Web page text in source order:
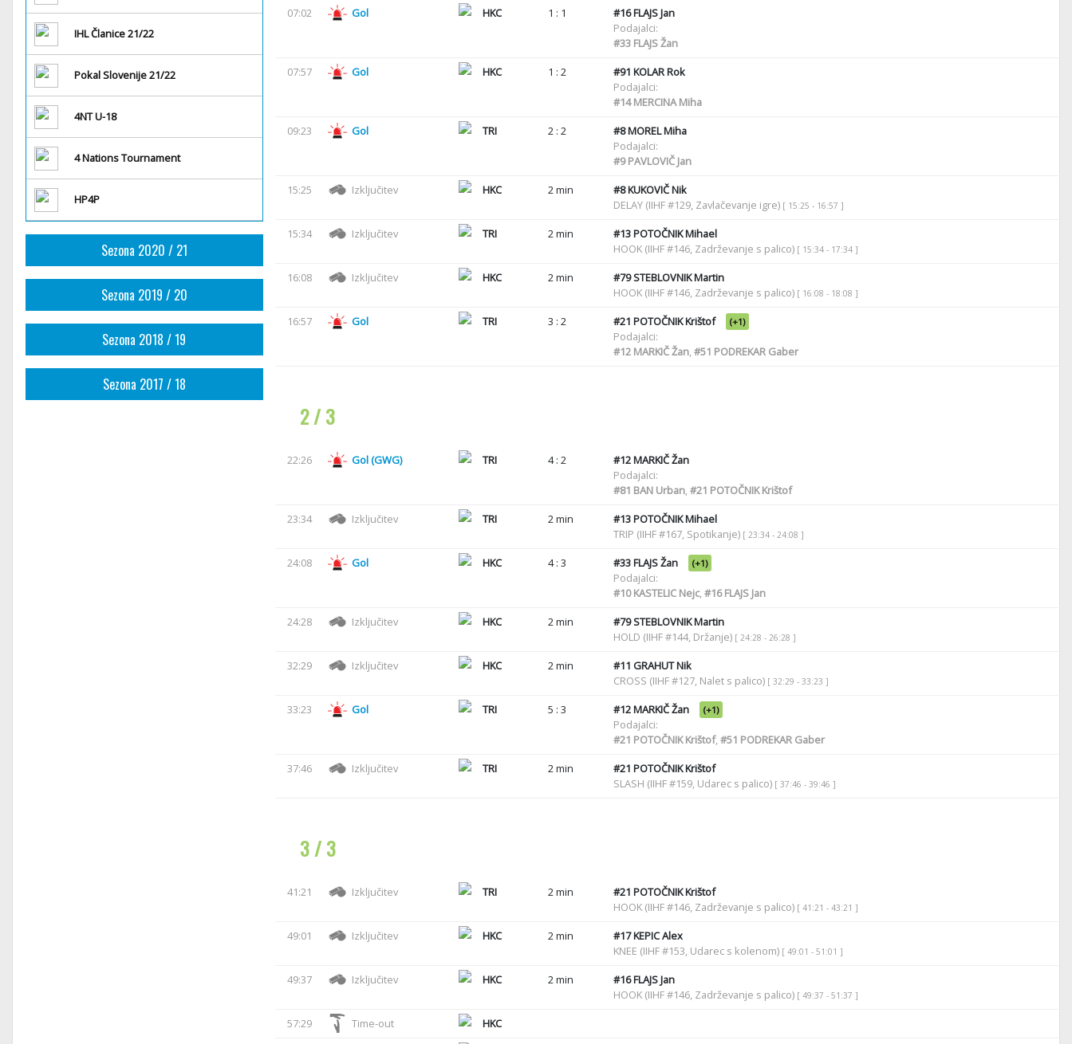
IHL Članice 21/22
Pokal Slovenije 21/22
4NT U-18
4 Nations Tournament
HP4P
Sezona 2020 / 21
Sezona 2019 / 20
Sezona 2018 / 19
Sezona 2017 / 18
07:02
Gol HKC 1 : 1 #16FLAJS Jan
Podajalci:
#33FLAJS Žan
07:57
Gol HKC 1 : 2 #91 KOLAR Rok
Podajalci:
#14MERCINA Miha
09:23
Gol TRI 2 : 2 #8MOREL Miha
Podajalci:
#9PAVLOVIČ Jan
15:25
Izključitev HKC 2 min #8KUKOVIČ Nik
DELAY (IIHF #129, Zavlačevanje igre) [ 15:25 - 16:57 ]
15:34 Izključitev TRI 2 min #13POTOČNIK Mihael
HOOK (IIHF #146, Zadrževanje s palico) [ 15:34 - 17:34 ]
16:08 Izključitev HKC 2 min #79STEBLOVNIK Martin
HOOK (IIHF #146, Zadrževanje s palico) [ 16:08 - 18:08 ]
16:57 Gol TRI 3 : 2 #21 POTOČNIK Krištof (+1)
Podajalci:
#12MARKIČ Žan,#51 PODREKAR Gaber
2 / 3
22:26 Gol (GWG) TRI 4 : 2 #12MARKIČ Žan
Podajalci:
#81 BAN Urban,#21 POTOČNIK Krištof
23:34
Izključitev TRI 2 min #13POTOČNIK Mihael
TRIP (IIHF #167, Spotikanje) [ 23:34 - 24:08 ]
24:08 Gol HKC 4 : 3 #33FLAJS Žan (+1)
Podajalci:
#10KASTELIC Nejc,#16FLAJS Jan
24:28
Izključitev HKC 2 min #79STEBLOVNIK Martin
HOLD (IIHF #144, Držanje) [ 24:28 - 26:28 ]
32:29 Izključitev HKC 2 min #11 GRAHUT Nik
CROSS (IIHF #127, Nalet s palico) [ 32:29 - 33:23 ]
33:23 Gol TRI 5 : 3 #12MARKIČ Žan (+1)
Podajalci:
#21 POTOČNIK Krištof,#51 PODREKAR Gaber
37:46
Izključitev TRI 2 min #21 POTOČNIK Krištof
SLASH (IIHF #159, Udarec s palico) [ 37:46 - 39:46 ]
3 / 3
41:21 Izključitev TRI 2 min #21 POTOČNIK Krištof
HOOK (IIHF #146, Zadrževanje s palico) [ 41:21 - 43:21 ]
49:01 Izključitev HKC 2 min #17KEPIC Alex
KNEE (IIHF #153, Udarec s kolenom) [ 49:01 - 51:01 ]
49:37 Izključitev HKC 2 min #16FLAJS Jan
HOOK (IIHF #146, Zadrževanje s palico) [ 49:37 - 51:37 ]
57:29 Time-out
HKC